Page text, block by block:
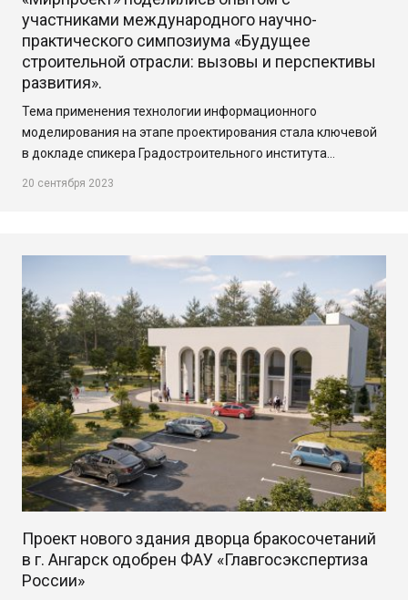
участниками международного научно-
практического симпозиума «Будущее
строительной отрасли: вызовы и перспективы
развития».
Тема применения технологии информационного
моделирования на этапе проектирования стала ключевой
в докладе спикера Градостроительного института…
20 сентября 2023
Проект нового здания дворца бракосочетаний
в г. Ангарск одобрен ФАУ «Главгосэкспертиза
России»